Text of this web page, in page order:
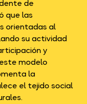
de
que las
orientadas al
su actividad
y
modelo
la
el tejido social